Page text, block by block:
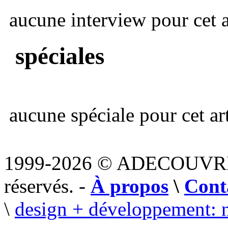
aucune interview pour cet
spéciales
aucune spéciale pour cet
1999-2026 ©
réservés. - À propos \
\ design + développement: